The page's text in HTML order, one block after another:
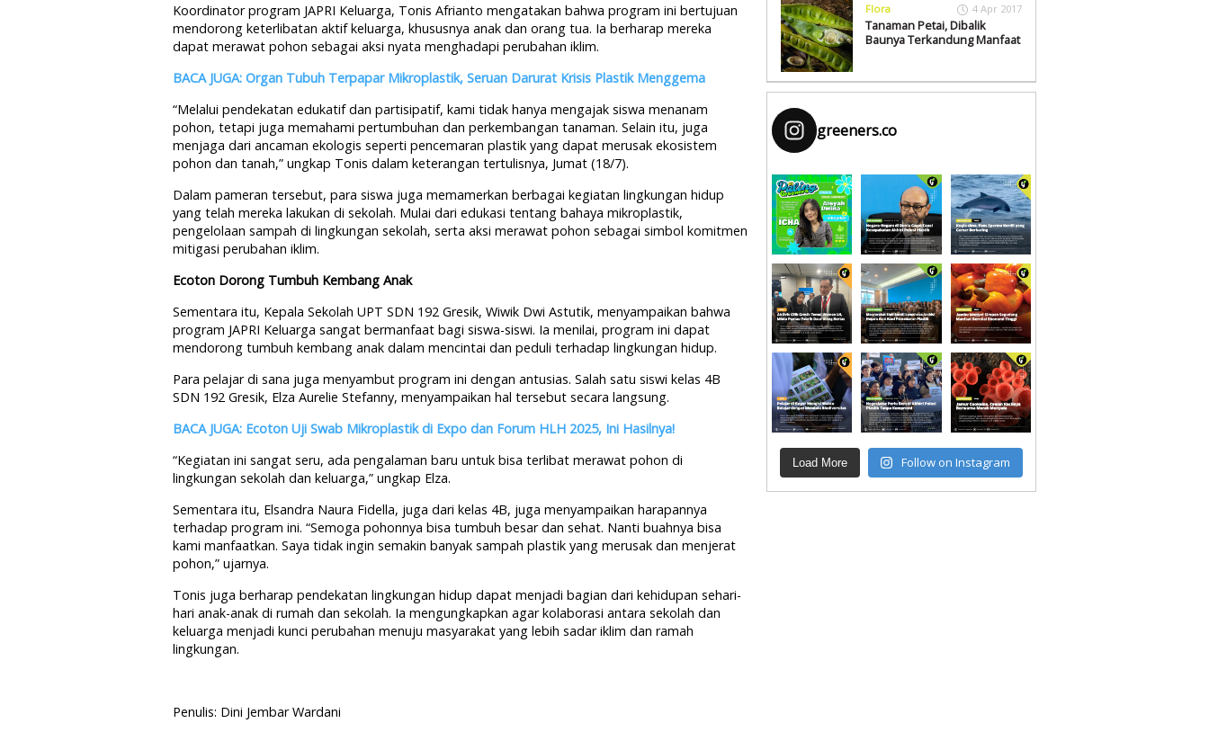
Koordinator program JAPRI Keluarga, Tonis Afrianto mengatakan bahwa program ini bertujuan
mendorong keterlibatan aktif keluarga, khususnya anak dan orang tua. Ia berharap mereka
dapat merawat pohon sebagai aksi nyata menghadapi perubahan iklim.
BACA JUGA: Organ Tubuh Terpapar Mikroplastik, Seruan Darurat Krisis Plastik Menggema
“Melalui pendekatan edukatif dan partisipatif, kami tidak hanya mengajak siswa menanam
pohon, tetapi juga memahami pertumbuhan dan perkembangan tanaman. Selain itu, juga
menjaga dari ancaman ekologis seperti pencemaran plastik yang dapat merusak ekosistem
pohon dan tanah,” ungkap Tonis dalam keterangan tertulisnya, Jumat (18/7).
Dalam pameran tersebut, para siswa juga memamerkan berbagai kegiatan lingkungan hidup
yang telah mereka lakukan di sekolah. Mulai dari edukasi tentang bahaya mikroplastik,
pengelolaan sampah di lingkungan sekolah, serta aksi merawat pohon sebagai simbol komitmen
mitigasi perubahan iklim.
Ecoton Dorong Tumbuh Kembang Anak
Sementara itu, Kepala Sekolah UPT SDN 192 Gresik, Wiwik Dwi Astutik, menyampaikan bahwa
program JAPRI Keluarga sangat bermanfaat bagi siswa-siswi. Ia menilai, program ini dapat
mendorong tumbuh kembang anak dalam mencintai dan peduli terhadap lingkungan hidup.
Para pelajar di sana juga menyambut program ini dengan antusias. Salah satu siswi kelas 4B
SDN 192 Gresik, Elza Aurelie Stefanny, menyampaikan hal tersebut secara langsung.
BACA JUGA: Ecoton Uji Swab Mikroplastik di Expo dan Forum HLH 2025, Ini Hasilnya!
“Kegiatan ini sangat seru, ada pengalaman baru untuk bisa terlibat merawat pohon di
lingkungan sekolah dan keluarga,” ungkap Elza.
Sementara itu, Elsandra Naura Fidella, juga dari kelas 4B, juga menyampaikan harapannya
terhadap program ini. “Semoga pohonnya bisa tumbuh besar dan sehat. Nanti buahnya bisa
kami manfaatkan. Saya tidak ingin semakin banyak sampah plastik yang merusak dan menjerat
pohon,” ujarnya.
Tonis juga berharap pendekatan lingkungan hidup dapat menjadi bagian dari kehidupan sehari-
hari anak-anak di rumah dan sekolah. Ia mengungkapkan agar kolaborasi antara sekolah dan
keluarga menjadi kunci perubahan menuju masyarakat yang lebih sadar iklim dan ramah
lingkungan.
Penulis: Dini Jembar Wardani
Flora 4 Apr 2017
Tanaman Petai, Dibalik
Baunya Terkandung Manfaat
greeners.co
Load More Follow on Instagram